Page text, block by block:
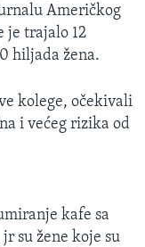
Američkog
je trajalo 12
hiljada žena.
kolege, očekivali
i većeg rizika od
kafe sa
su žene koje su